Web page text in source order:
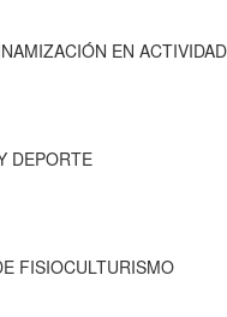
EN
DEPORTE
FISIOCULTURISMO